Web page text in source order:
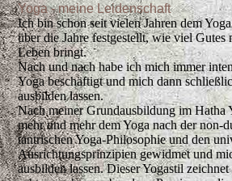
Yoga - meine Leidenschaft
Ich bin schon seit vielen Jahren dem
über die Jahre festgestellt, wie viel Gutes
Leben bringt.
Nach und nach habe ich mich immer
Yoga beschäftigt und mich dann
ausbilden lassen.
Nach meiner Grundausbildung im Hatha
mehr und mehr dem Yoga nach der non-
tantrischen Yoga-Philosophie und den
Ausrichtungsprinzipien gewidmet und
ausbilden lassen. Dieser Yogastil